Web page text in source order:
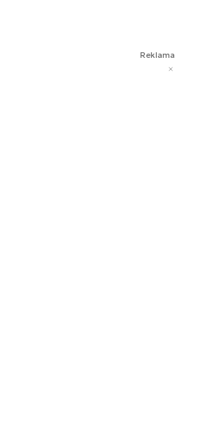
Reklama